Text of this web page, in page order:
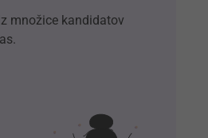
množice kandidatov